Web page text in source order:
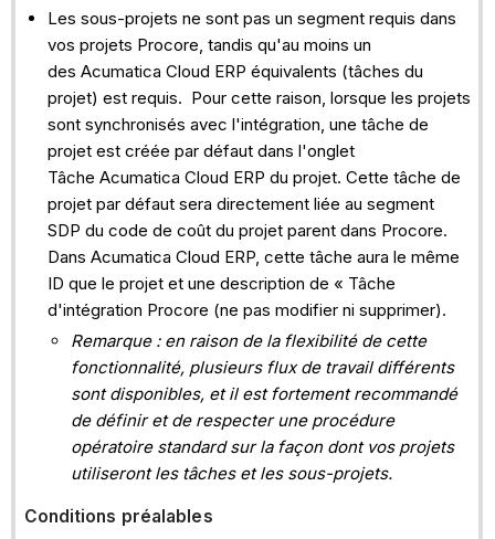
Les sous-projets ne sont pas un segment requis dans
vos projets Procore, tandis qu'au moins un
des Acumatica Cloud ERP équivalents (tâches du
projet) est requis. Pour cette raison, lorsque les projets
sont synchronisés avec l'intégration, une tâche de
projet est créée par défaut dans l'onglet
Tâche Acumatica Cloud ERP du projet. Cette tâche de
projet par défaut sera directement liée au segment
SDP du code de coût du projet parent dans Procore.
Dans Acumatica Cloud ERP, cette tâche aura le même
ID que le projet et une description de « Tâche
d'intégration Procore (ne pas modifier ni supprimer).
Remarque : en raison de la flexibilité de cette
fonctionnalité, plusieurs flux de travail différents
sont disponibles, et il est fortement recommandé
de définir et de respecter une procédure
opératoire standard sur la façon dont vos projets
utiliseront les tâches et les sous-projets.
Conditions préalables